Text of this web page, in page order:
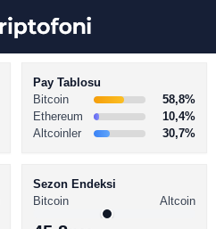
Pay Tablosu
Bitcoin
58,8%
Ethereum
10,4%
Altcoinler
30,7%
Sezon Endeksi
Bitcoin
Altcoin